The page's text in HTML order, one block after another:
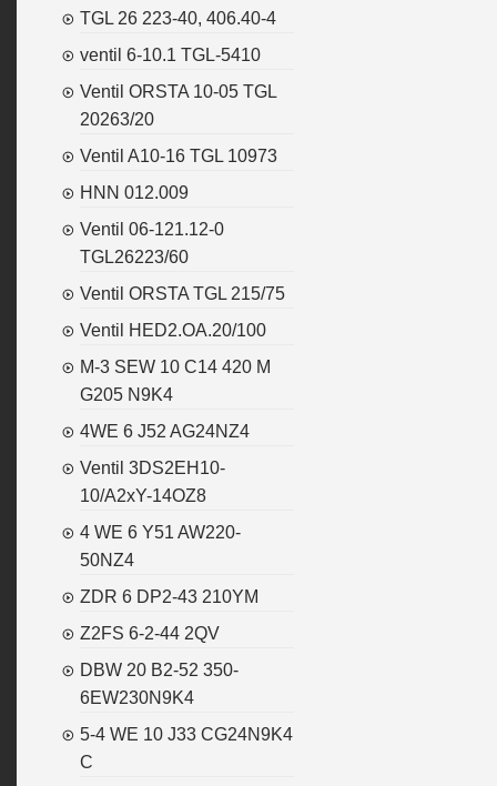
TGL 26 223-40, 406.40-4
ventil 6-10.1 TGL-5410
Ventil ORSTA 10-05 TGL
20263/20
Ventil A10-16 TGL 10973
HNN 012.009
Ventil 06-121.12-0
TGL26223/60
Ventil ORSTA TGL 215/75
Ventil HED2.OA.20/100
M-3 SEW 10 C14 420 M
G205 N9K4
4WE 6 J52 AG24NZ4
Ventil 3DS2EH10-
10/A2xY-14OZ8
4 WE 6 Y51 AW220-
50NZ4
ZDR 6 DP2-43 210YM
Z2FS 6-2-44 2QV
DBW 20 B2-52 350-
6EW230N9K4
5-4 WE 10 J33 CG24N9K4
C